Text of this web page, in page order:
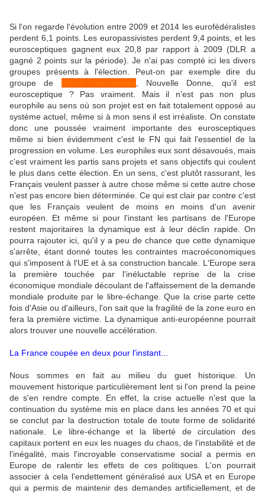
Si l'on regarde l'évolution entre 2009 et 2014 les eurofédéralistes
perdent 6,1 points. Les europassivistes perdent 9,4 points, et les
eurosceptiques gagnent eux 20,8 par rapport à 2009 (DLR a
gagné 2 points sur la période). Je n'ai pas compté ici les divers
groupes présents à l'élection. Peut-on par exemple dire du
groupe de
, Nouvelle Donne, qu'il est
eurosceptique ? Pas vraiment. Mais il n'est pas non plus
europhile au sens où son projet est en fait totalement opposé au
système actuel, même si à mon sens il est irréaliste. On constate
donc une poussée vraiment importante des eurosceptiques
même si bien évidemment c'est le FN qui fait l'essentiel de la
progression en volume. Les europhiles eux sont désavoués, mais
c'est vraiment les partis sans projets et sans objectifs qui coulent
le plus dans cette élection. En un sens, c'est plutôt rassurant, les
Français veulent passer à autre chose même si cette autre chose
n'est pas encore bien déterminée. Ce qui est clair par contre c'est
que les Français veulent de moins en moins d'un avenir
européen. Et même si pour l'instant les partisans de l'Europe
restent majoritaires la dynamique est à leur déclin rapide. On
pourra rajouter ici, qu'il y a peu de chance que cette dynamique
s'arrête, étant donné toutes les contraintes macroéconomiques
qui s'imposent à l'UE et à sa construction bancale. L'Europe sera
la première touchée par l'inéluctable reprise de la crise
économique mondiale découlant de l'affaissement de la demande
mondiale produite par le libre-échange. Que la crise parte cette
fois d'Asie ou d'ailleurs, l'on sait que la fragilité de la zone euro en
fera la première victime. La dynamique anti-européenne pourrait
alors trouver une nouvelle accélération.
La France coupée en deux pour l'instant...
Nous sommes en fait au milieu du guet historique. Un
mouvement historique particulièrement lent si l'on prend la peine
de s'en rendre compte. En effet, la crise actuelle n'est que la
continuation du système mis en place dans les années 70 et qui
se conclut par la destruction totale de toute forme de solidarité
nationale. Le libre-échange et la liberté de circulation des
capitaux portent en eux les nuages du chaos, de l'instabilité et de
l'inégalité, mais l'incroyable conservatisme social a permis en
Europe de ralentir les effets de ces politiques. L'on pourrait
associer à cela l'endettement généralisé aux USA et en Europe
qui a permis de maintenir des demandes artificiellement, et de